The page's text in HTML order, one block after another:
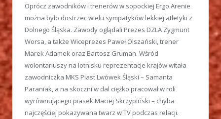
Oprócz zawodników i trenerów w sopockiej Ergo Arenie
można było dostrzec wielu sympatyków lekkiej atletyki z
Dolnego Śląska. Zawody oglądali Prezes DZLA Zygmunt
Worsa, a także Wiceprezes Paweł Olszański, trener
Marek Adamek oraz Bartosz Gruman. Wśród
wolontariuszy na lotnisku reprezentacje krajów witała
zawodniczka MKS Piast Lwówek Śląski – Samanta
Paraniak, a na skoczni w dal ciężko pracował w roli
wyrównującego piasek Maciej Skrzypiński – chyba
najczęściej pokazywana twarz w TV podczas relacji.